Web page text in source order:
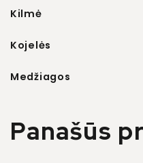
Kilmė
Kojelės
Medžiagos
Panašūs